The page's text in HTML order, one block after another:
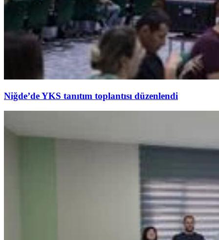
Niğde’de YKS tanıtım toplantısı düzenlendi